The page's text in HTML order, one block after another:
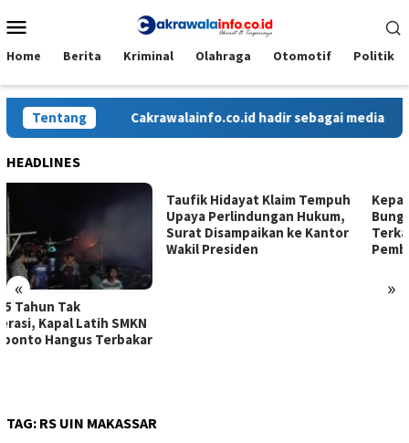
ke
Mobile
Home Berita Kriminal Olahraga Otomotif Politik
Tentang Cakrawalainfo.co.id hadir sebagai media
HEADLINES
« »
Taufik Hidayat Klaim Tempuh
Upaya Perlindungan Hukum,
Surat Disampaikan ke Kantor
Wakil Presiden
Kepala Desa Bontocini Rumbia
Bungkam Saat Dikonfirmasi
Terkait Anggaran
Pembangunan Kantor Desa
TAG: RS UIN MAKASSAR